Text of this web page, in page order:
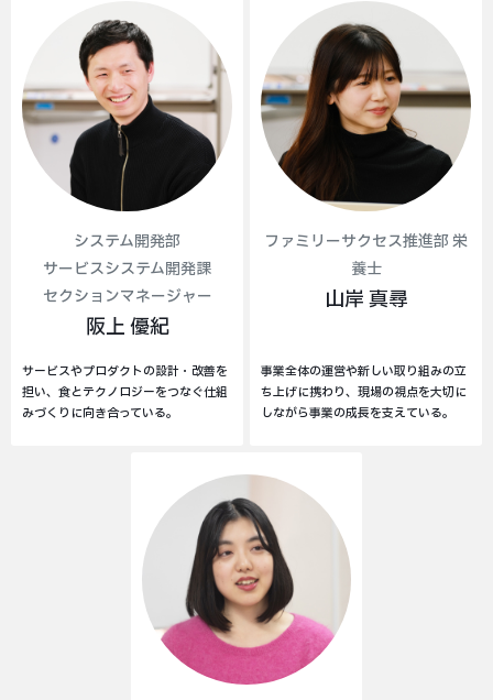
システム開発部
サービスシステム開発課
セクションマネージャー
阪上 優紀
サービスやプロダクトの設計・改善を
担い、食とテクノロジーをつなぐ仕組
みづくりに向き合っている。
ファミリーサクセス推進部 栄
養士
山岸 真尋
事業全体の運営や新しい取り組みの立
ち上げに携わり、現場の視点を大切に
しながら事業の成長を支えている。